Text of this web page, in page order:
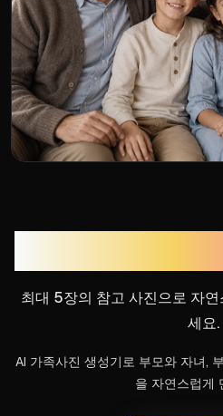
최대 5장의 참고 사진으로 자
세요.
AI 가족사진 생성기로 부모와 자녀,
을 자연스럽게